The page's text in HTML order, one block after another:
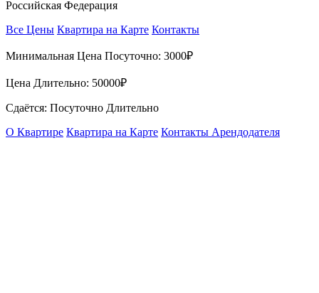
Российская Федерация
Все Цены Квартира на Карте Контакты
Минимальная Цена Посуточно: 3000₽
Цена Длительно: 50000₽
Сдаётся: Посуточно Длительно
О Квартире Квартира на Карте Контакты Арендодателя